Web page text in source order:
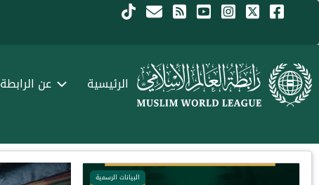
تجاوز إلى المحتوى الرئيسي
Menu Arabic الرئيسية عن الرابطة